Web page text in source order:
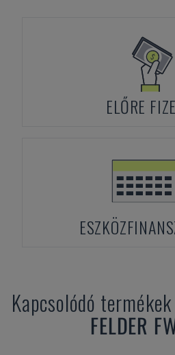
ELŐRE
Kapcsolódó
FELDER